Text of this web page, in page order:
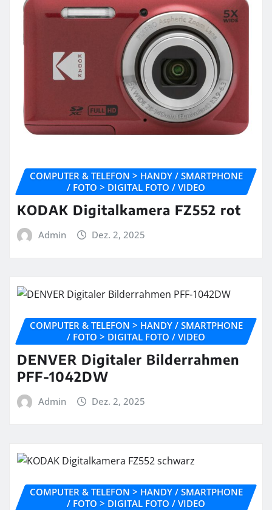
COMPUTER & TELEFON > HANDY / SMARTPHONE
/ FOTO > DIGITAL FOTO / VIDEO
KODAK Digitalkamera FZ552 rot
Admin Dez. 2, 2025
COMPUTER & TELEFON > HANDY / SMARTPHONE
/ FOTO > DIGITAL FOTO / VIDEO
DENVER Digitaler Bilderrahmen
PFF-1042DW
Admin Dez. 2, 2025
COMPUTER & TELEFON > HANDY / SMARTPHONE
/ FOTO > DIGITAL FOTO / VIDEO